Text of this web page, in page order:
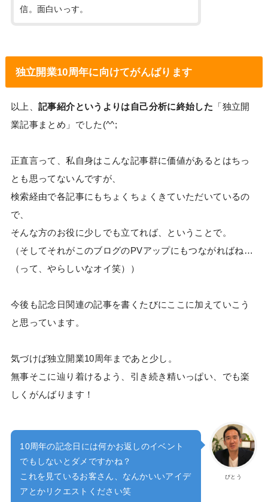
信。面白いっす。
独立開業10周年に向けてがんばります
以上、記事紹介というよりは自己分析に終始した 「独立開
業記事まとめ」でした(^^;
正直言って、私自身はこんな記事群に価値があるとはちっ
とも思ってないんですが、
検索経由で各記事にもちょくちょくきていただいているの
で、
そんな方のお役に少しでも立てれば、ということで。
（そしてそれがこのブログのPVアップにもつながればね…
（って、やらしいなオイ笑））
今後も記念日関連の記事を書くたびにここに加えていこう
と思っています。
気づけば独立開業10周年まであと少し。
無事そこに辿り着けるよう、引き続き精いっぱい、でも楽
しくがんばります！
びとう
10周年の記念日には何かお返しのイベント
でもしないとダメですかね？
これを見ているお客さん、なんかいいアイデ
アとかリクエストください笑